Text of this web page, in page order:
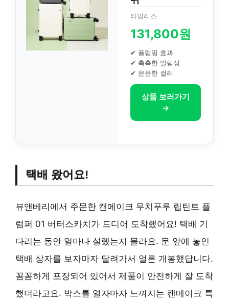
타임리스
131,800원
✔ 플럼핑 효과
✔ 촉촉한 발림성
✔ 은은한 컬러
상품 보러가기
→
택배 왔어요!
뷰앤베리에서 주문한 캔메이크 무치푸루 립틴트 플
럼퍼 01 버터스카치가 드디어 도착했어요! 택배 기
다리는 동안 얼마나 설렜는지 몰라요. 문 앞에 놓인
택배 상자를 보자마자 달려가서 얼른 개봉했답니다.
꼼꼼하게 포장되어 있어서 제품이 안전하게 잘 도착
했더라고요. 박스를 열자마자 느껴지는 캔메이크 특